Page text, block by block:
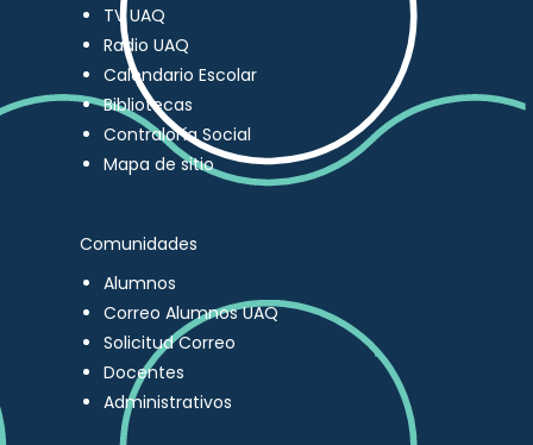
TV UAQ
Radio UAQ
Calendario Escolar
Bibliotecas
Contraloría Social
Mapa de sitio
Comunidades
Alumnos
Correo Alumnos UAQ
Solicitud Correo
Docentes
Administrativos